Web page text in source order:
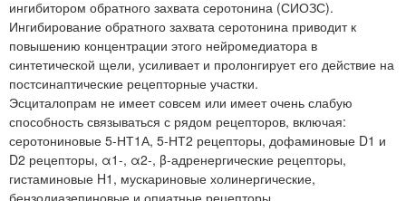
ингибитором обратного захвата серотонина (СИОЗС).
Ингибирование обратного захвата серотонина приводит к
повышению концентрации этого нейромедиатора в
синтетической щели, усиливает и пролонгирует его действие на
постсинаптические рецепторные участки.
Эсциталопрам не имеет совсем или имеет очень слабую
способность связываться с рядом рецепторов, включая:
серотониновые 5-НТ1А, 5-НТ2 рецепторы, дофаминовые D1 и
D2 рецепторы, α1-, α2-, β-адренергические рецепторы,
гистаминовые H1, мускариновые холинергические,
бензодиазепиновые и опиатные рецепторы.